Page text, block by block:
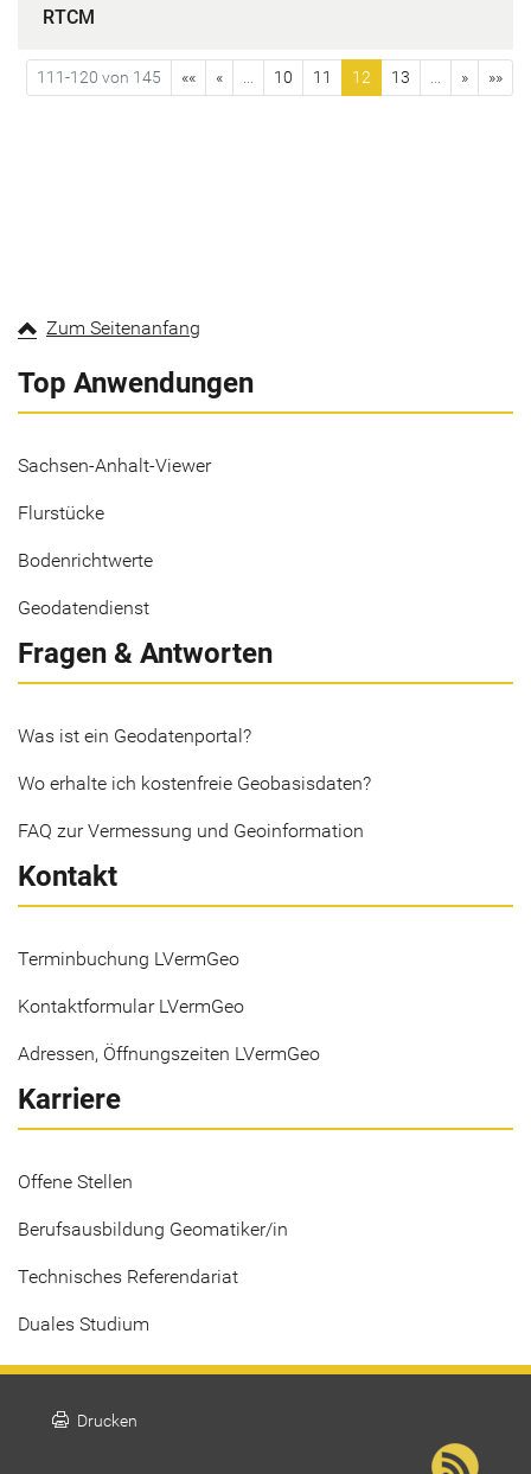
RTCM
111-120 von 145 «« « 10 11 12 13 » »»
Zum Seitenanfang
Top Anwendungen
Sachsen-Anhalt-Viewer
Flurstücke
Bodenrichtwerte
Geodatendienst
Fragen & Antworten
Was ist ein Geodatenportal?
Wo erhalte ich kostenfreie Geobasisdaten?
FAQ zur Vermessung und Geoinformation
Kontakt
Terminbuchung LVermGeo
Kontaktformular LVermGeo
Adressen, Öffnungszeiten LVermGeo
Karriere
Offene Stellen
Berufsausbildung Geomatiker/in
Technisches Referendariat
Duales Studium
print Drucken